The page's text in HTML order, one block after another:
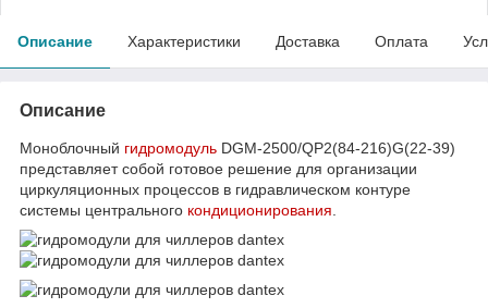
Описание Характеристики Доставка Оплата
Описание
Моноблочный гидромодуль DGM-2500/QP2(84-216)G(22-39)
представляет собой готовое решение для организации
циркуляционных процессов в гидравлическом контуре
системы центрального кондиционирования